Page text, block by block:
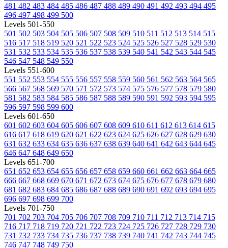
481 482 483 484 485 486 487 488 489 490 491 492 493 494 495
496 497 498 499 500
Levels 501-550
501 502 503 504 505 506 507 508 509 510 511 512 513 514 515
516 517 518 519 520 521 522 523 524 525 526 527 528 529 530
531 532 533 534 535 536 537 538 539 540 541 542 543 544 545
546 547 548 549 550
Levels 551-600
551 552 553 554 555 556 557 558 559 560 561 562 563 564 565
566 567 568 569 570 571 572 573 574 575 576 577 578 579 580
581 582 583 584 585 586 587 588 589 590 591 592 593 594 595
596 597 598 599 600
Levels 601-650
601 602 603 604 605 606 607 608 609 610 611 612 613 614 615
616 617 618 619 620 621 622 623 624 625 626 627 628 629 630
631 632 633 634 635 636 637 638 639 640 641 642 643 644 645
646 647 648 649 650
Levels 651-700
651 652 653 654 655 656 657 658 659 660 661 662 663 664 665
666 667 668 669 670 671 672 673 674 675 676 677 678 679 680
681 682 683 684 685 686 687 688 689 690 691 692 693 694 695
696 697 698 699 700
Levels 701-750
701 702 703 704 705 706 707 708 709 710 711 712 713 714 715
716 717 718 719 720 721 722 723 724 725 726 727 728 729 730
731 732 733 734 735 736 737 738 739 740 741 742 743 744 745
746 747 748 749 750